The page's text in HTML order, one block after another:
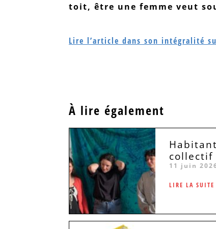
toit, être une femme veut
Lire l’article dans son intégralité
À lire également
collectif
11 juin
LIRE LA